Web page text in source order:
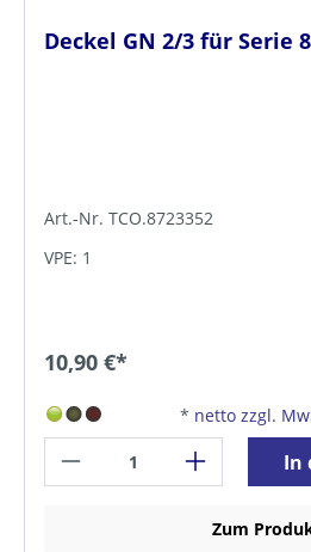
Deckel GN 2/3 für Serie
Art.-Nr. TCO.8723352
VPE: 1
10,90 €*
* netto zzgl.
In
Zum